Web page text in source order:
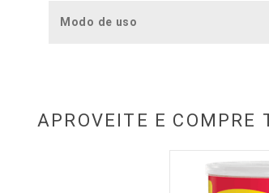
Modo de uso
APROVEITE E COMPRE